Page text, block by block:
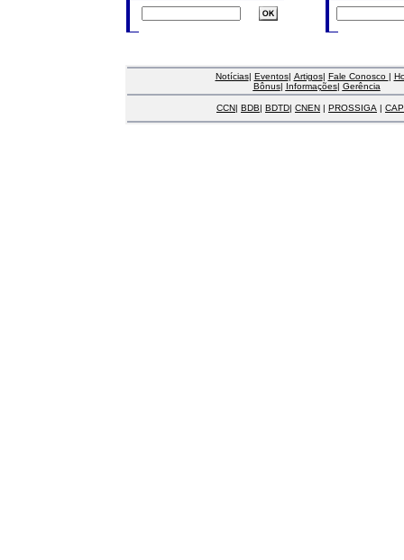
Notícias| Eventos| Artigos| Fale Conosco |
Bônus| Informações| Gerência
CCN| BDB| BDTD| CNEN | PROSSIGA |